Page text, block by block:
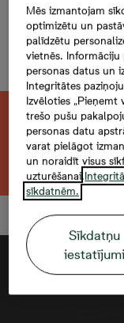
Продана
Mazā
2
Эта
Открыть
Mēs izmantojam
optimizētu un
palīdzētu
vietnēs. Informāciju
personas datus un
Integritātes
Izvēloties „Pieņemt
trešo pušu
personas datu
varat pielāgot
un noraidīt visus
uzturēšanai.
sīkdatnēm.
Sīkdatņu
iestatījumi